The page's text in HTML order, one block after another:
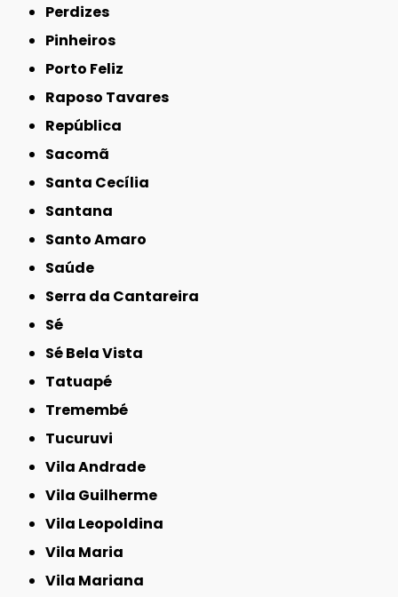
Perdizes
Pinheiros
Porto Feliz
Raposo Tavares
República
Sacomã
Santa Cecília
Santana
Santo Amaro
Saúde
Serra da Cantareira
Sé
Sé Bela Vista
Tatuapé
Tremembé
Tucuruvi
Vila Andrade
Vila Guilherme
Vila Leopoldina
Vila Maria
Vila Mariana